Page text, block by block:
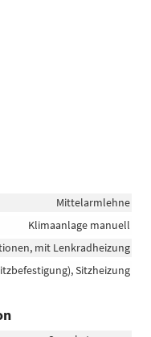
Mittelarmlehne
Klimaanlage manuell
mit Lenkradheizung
Sitzheizung